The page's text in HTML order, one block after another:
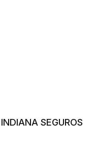
SEGUROS